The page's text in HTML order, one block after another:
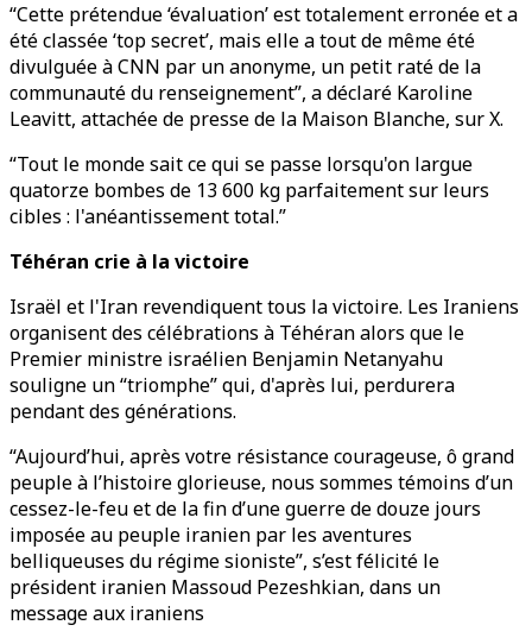
“Cette prétendue ‘évaluation’ est totalement erronée et a
été classée ‘top secret’, mais elle a tout de même été
divulguée à CNN par un anonyme, un petit raté de la
communauté du renseignement”, a déclaré Karoline
Leavitt, attachée de presse de la Maison Blanche, sur X.
“Tout le monde sait ce qui se passe lorsqu'on largue
quatorze bombes de 13 600 kg parfaitement sur leurs
cibles : l'anéantissement total.”
Téhéran crie à la victoire
Israël et l'Iran revendiquent tous la victoire. Les Iraniens
organisent des célébrations à Téhéran alors que le
Premier ministre israélien Benjamin Netanyahu
souligne un “triomphe” qui, d'après lui, perdurera
pendant des générations.
“Aujourd’hui, après votre résistance courageuse, ô grand
peuple à l’histoire glorieuse, nous sommes témoins d’un
cessez-le-feu et de la fin d’une guerre de douze jours
imposée au peuple iranien par les aventures
belliqueuses du régime sioniste”, s’est félicité le
président iranien Massoud Pezeshkian, dans un
message aux iraniens